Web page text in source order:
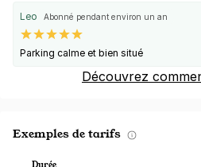
Leo Abonné pendant environ un an
Parking calme et bien situé
Découvrez
Exemples de tarifs